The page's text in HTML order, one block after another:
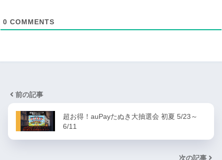
0 COMMENTS
前の記事
超お得！auPayたぬき大抽選会 初夏 5/23～
6/11
次の記事